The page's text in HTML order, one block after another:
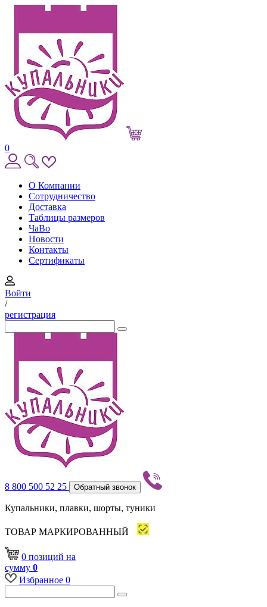
0
О Компании
Сотрудничество
Доставка
Таблицы размеров
ЧаВо
Новости
Контакты
Сертификаты
Войти
/
регистрация
8 800 500 52 25 Обратный звонок
Купальники, плавки, шорты, туники
ТОВАР МАРКИРОВАННЫЙ
0 позиций на
сумму 0
Избранное 0